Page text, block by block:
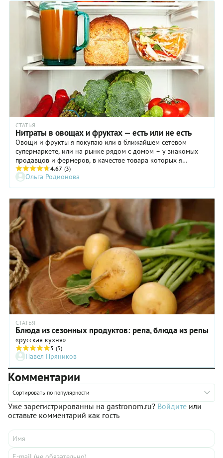
СТАТЬЯ
Нитраты в овощах и фруктах — есть или не есть
Овощи и фрукты я покупаю или в ближайшем сетевом
супермаркете, или на рынке рядом с домом – у знакомых
продавцов и фермеров, в качестве товара которых я
почему-то уверена. А магазинные дары природы вызывают у
меня большие сомнения. Так было до того момента, пока в
моих руках не оказался нитрат тестер.
4.67 (3)
Ольга Родионова
СТАТЬЯ
Блюда из сезонных продуктов: репа, блюда из репы
«русская кухня»
5 (3)
Павел Пряников
Комментарии
Сортировать по популярности
Уже зарегистрированны на gastronom.ru? Войдите или
оставьте комментарий как гость